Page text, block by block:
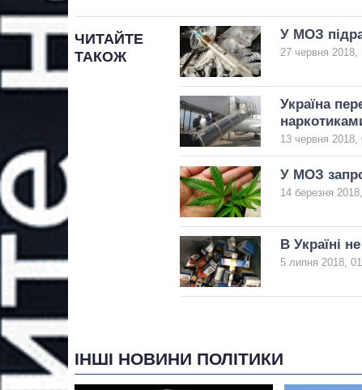
ЧИТАЙТЕ
ТАКОЖ
У МОЗ
27 червня 2018,
Україна
13 червня 2018,
У МОЗ
14 березня
В Україні
5 липня 2018,
ІНШІ НОВИНИ ПОЛІТИКИ